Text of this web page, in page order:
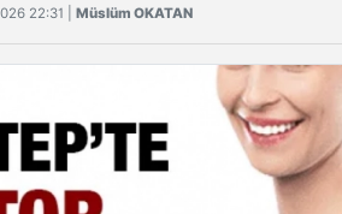
22:31 | Müslüm OKATAN